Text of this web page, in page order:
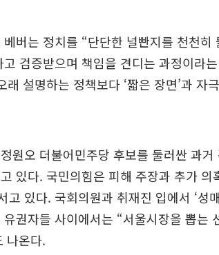
버는 정치를 “단단한 널빤지를 천천히
검증받으며 책임을 견디는 과정이라는
래 설명하는 정책보다 ‘짧은 장면’과 자
원오 더불어민주당 후보를 둘러싼 과
있다. 국민의힘은 피해 주장과 추가
고 있다. 국회의원과 취재진 입에서 ‘성
권자들 사이에서는 “서울시장을 뽑는
나온다.